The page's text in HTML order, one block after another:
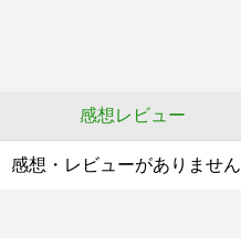
感想レビュー
感想・レビューがありません